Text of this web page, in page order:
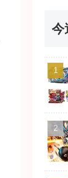
今